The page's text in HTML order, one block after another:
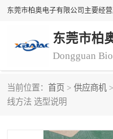
东莞市柏
Dongguan
当前位置： 首页 > 供应商机 >
线方法 选型说明
浮球液位开关
机械式油表